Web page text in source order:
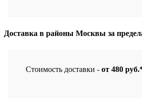
Доставка в районы Москвы за
Стоимость доставки - от 480